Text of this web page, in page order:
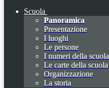
Scuola
Panoramica
Presentazione
I luoghi
Le persone
I numeri della scuola
Le carte della scuola
Organizzazione
La storia